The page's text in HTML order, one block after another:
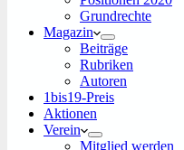
Grundrechte
Magazin
Beiträge
Rubriken
Autoren
1bis19-Preis
Aktionen
Verein
Mitglied werden